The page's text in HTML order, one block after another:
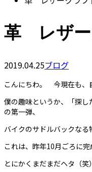
革 レザー
2019.04.25ブログ
こんにちわ。 今現在も、
僕の趣味というか、「探し
の第一弾、
バイクのサドルバックなる
これは、昨年10月ごろに完
とにかくまだまだヘタ（笑）